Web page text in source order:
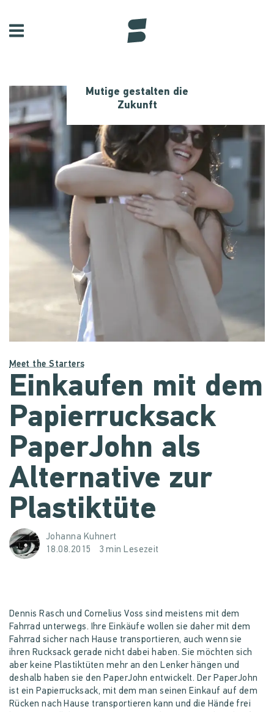
Mutige gestalten die
Zukunft
Meet the Starters
Einkaufen mit dem
Papierrucksack
PaperJohn als
Alternative zur
Plastiktüte
Johanna Kuhnert
18.08.2015
3 min Lesezeit
Dennis Rasch und Cornelius Voss sind meistens mit dem
Fahrrad unterwegs. Ihre Einkäufe wollen sie daher mit dem
Fahrrad sicher nach Hause transportieren, auch wenn sie
ihren Rucksack gerade nicht dabei haben. Sie möchten sich
aber keine Plastiktüten mehr an den Lenker hängen und
deshalb haben sie den PaperJohn entwickelt. Der PaperJohn
ist ein Papierrucksack, mit dem man seinen Einkauf auf dem
Rücken nach Hause transportieren kann und die Hände frei